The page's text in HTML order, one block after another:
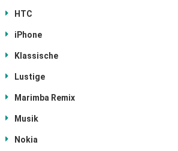
HTC
iPhone
Klassische
Lustige
Marimba Remix
Musik
Nokia